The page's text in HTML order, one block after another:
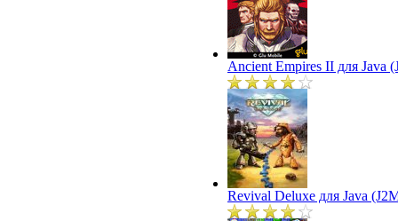
Ancient Empires II для Java
Revival Deluxe для Java